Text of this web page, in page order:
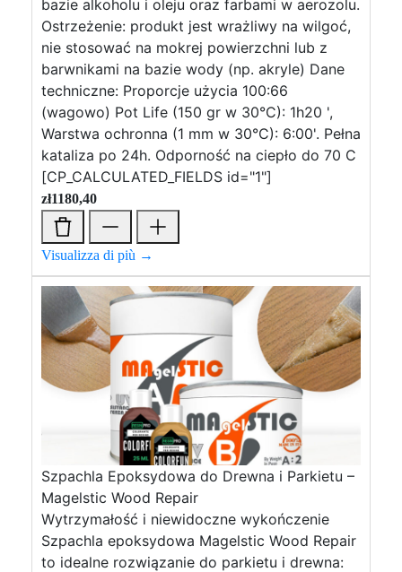
bazie alkoholu i oleju oraz farbami w aerozolu.
Ostrzeżenie: produkt jest wrażliwy na wilgoć,
nie stosować na mokrej powierzchni lub z
barwnikami na bazie wody (np. akryle) Dane
techniczne: Proporcje użycia 100:66
(wagowo) Pot Life (150 gr w 30°C): 1h20 ',
Warstwa ochronna (1 mm w 30°C): 6:00'. Pełna
kataliza po 24h. Odporność na ciepło do 70 C
[CP_CALCULATED_FIELDS id="1"]
zł1180,40
Visualizza di più →
Szpachla Epoksydowa do Drewna i Parkietu –
Magelstic Wood Repair
Wytrzymałość i niewidoczne wykończenie
Szpachla epoksydowa Magelstic Wood Repair
to idealne rozwiązanie do parkietu i drewna: